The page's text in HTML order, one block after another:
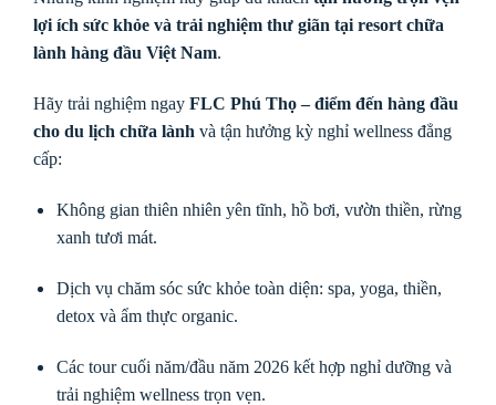
lợi ích sức khỏe và trải nghiệm thư giãn tại resort chữa
lành hàng đầu Việt Nam.
Hãy trải nghiệm ngay FLC Phú Thọ – điểm đến hàng đầu
cho du lịch chữa lành và tận hưởng kỳ nghỉ wellness đẳng
cấp:
Không gian thiên nhiên yên tĩnh, hồ bơi, vườn thiền, rừng
xanh tươi mát.
Dịch vụ chăm sóc sức khỏe toàn diện: spa, yoga, thiền,
detox và ẩm thực organic.
Các tour cuối năm/đầu năm 2026 kết hợp nghỉ dưỡng và
trải nghiệm wellness trọn vẹn.